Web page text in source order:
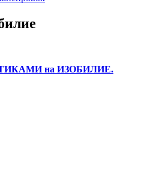
на ИЗОБИЛИЕ.